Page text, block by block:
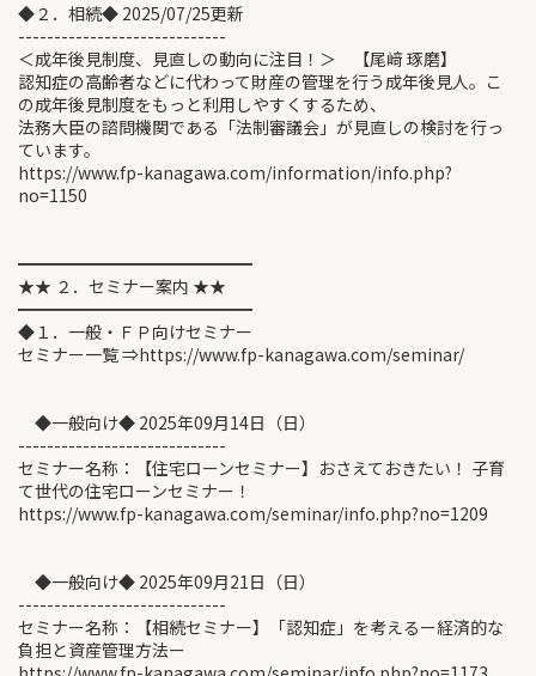
◆２．相続◆ 2025/07/25更新
-----------------------------
＜成年後見制度、見直しの動向に注目！＞ 【尾﨑 琢磨】
認知症の高齢者などに代わって財産の管理を行う成年後見人。こ
の成年後見制度をもっと利用しやすくするため、
法務大臣の諮問機関である「法制審議会」が見直しの検討を行っ
ています。
https://www.fp-kanagawa.com/information/info.php?
no=1150
━━━━━━━━━━━━━━
★★ ２．セミナー案内 ★★
━━━━━━━━━━━━━━
◆１．一般・ＦＰ向けセミナー
セミナー一覧 ⇒https://www.fp-kanagawa.com/seminar/
◆一般向け◆ 2025年09月14日（日）
-----------------------------
セミナー名称：【住宅ローンセミナー】おさえておきたい！ 子育
て世代の住宅ローンセミナー！
https://www.fp-kanagawa.com/seminar/info.php?no=1209
◆一般向け◆ 2025年09月21日（日）
-----------------------------
セミナー名称：【相続セミナー】「認知症」を考えるー経済的な
負担と資産管理方法ー